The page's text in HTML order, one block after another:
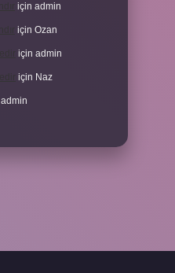
için admin
için Ozan
için admin
için Naz
admin